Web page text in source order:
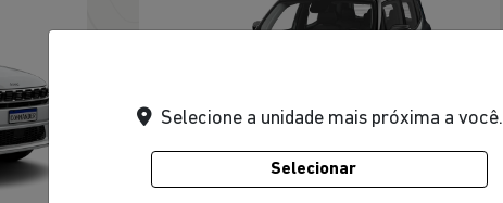
Selecione a unidade mais próxima a você.
Selecionar